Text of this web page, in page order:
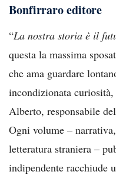
Bonfirraro editore
“La nostra storia è il
questa la massima
che ama guardare
incondizionata
Alberto, responsabile
Ogni volume –
letteratura straniera –
indipendente racchiude